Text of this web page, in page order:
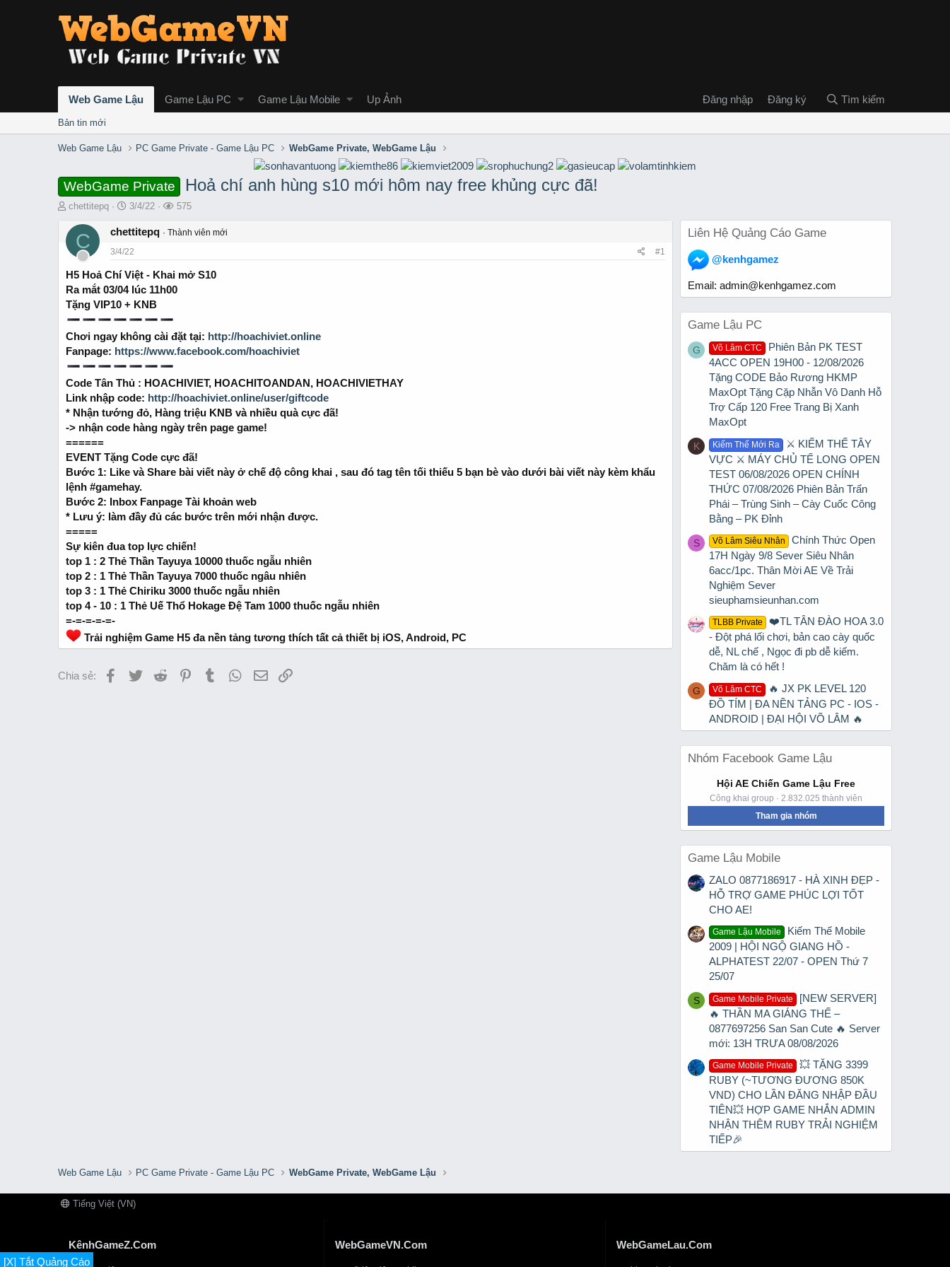
Web Game Lậu Game Lậu PC Game Lậu Mobile Up Ảnh Đăng nhập Đăng ký Tìm kiếm
Bản tin mới
Web Game Lậu PC Game Private - Game Lậu PC WebGame Private, WebGame Lậu
WebGame Private Hoả chí anh hùng s10 mới hôm nay free khủng cực đã!
T
r
a
d
s
t
a
r
t
e
r
chettitepq
S
a
t
d
a
t
e
3/4/22
L
ợ
m
575
C chettitepq
Thành viên mới
3/4/22
#1
H5 Hoả Chí Việt - Khai mở S10
Ra mắt 03/04 lúc 11h00
Tặng VIP10 + KNB
Chơi ngay không cài đặt tại: http://hoachiviet.online
Fanpage: https://www.facebook.com/hoachiviet
Code Tân Thủ : HOACHIVIET, HOACHITOANDAN, HOACHIVIETHAY
Link nhập code: http://hoachiviet.online/user/giftcode
* Nhận tướng đỏ, Hàng triệu KNB và nhiều quà cực đã!
-> nhận code hàng ngày trên page game!
======
EVENT Tặng Code cực đã!
Bước 1: Like và Share bài viết này ở chế độ công khai , sau đó tag tên tối thiếu 5 bạn bè vào dưới bài viết này kèm khẩu
lệnh #gamehay.
Bước 2: Inbox Fanpage Tài khoản web
* Lưu ý: làm đầy đủ các bước trên mới nhận được.
=====
Sự kiên đua top lực chiến!
top 1 : 2 Thẻ Thần Tayuya 10000 thuốc ngẫu nhiên
top 2 : 1 Thẻ Thần Tayuya 7000 thuốc ngâu nhiên
top 3 : 1 Thẻ Chiriku 3000 thuốc ngẫu nhiên
top 4 - 10 : 1 Thẻ Uế Thổ Hokage Đệ Tam 1000 thuốc ngẫu nhiên
=-=-=-=-=-
Trải nghiệm Game H5 đa nền tảng tương thích tất cả thiết bị iOS, Android, PC
Chia sẻ: Facebook
TwitterReddit PinterestTumblr WhatsApp
EmailLink
[X] Tắt Quảng Cáo
Liên Hệ Quảng Cáo Game
@kenhgamez
Email: admin@kenhgamez.com
Game Lậu PC
G Võ Lâm CTC
Phiên Bản PK TEST
4ACC OPEN 19H00 - 12/08/2026
Tặng CODE Bảo Rương HKMP
MaxOpt Tặng Cặp Nhẫn Vô Danh Hỗ
Trợ Cấp 120 Free Trang Bị Xanh
MaxOpt
K Kiếm Thế Mới Ra
⚔️ KIẾM THẾ TÂY
VỰC ⚔️ MÁY CHỦ TẾ LONG OPEN
TEST 06/08/2026 OPEN CHÍNH
THỨC 07/08/2026 Phiên Bản Trấn
Phái – Trùng Sinh – Cày Cuốc Công
Bằng – PK Đỉnh
S Võ Lâm Siêu Nhân
Chính Thức Open
17H Ngày 9/8 Sever Siêu Nhân
6acc/1pc. Thân Mời AE Về Trải
Nghiệm Sever
sieuphamsieunhan.com
TLBB Private
❤️TL TÂN ĐÀO HOA 3.0
- Đột phá lối chơi, bản cao cày quốc
dễ, NL chế , Ngọc đi pb dễ kiếm.
Chăm là có hết !
G Võ Lâm CTC
🔥 JX PK LEVEL 120
ĐỒ TÍM | ĐA NỀN TẢNG PC - IOS -
ANDROID | ĐẠI HỘI VÕ LÂM 🔥
Nhóm Facebook Game Lậu
Hội AE Chiến Game Lậu Free
Công khai group · 2.832.025 thành viên
Tham gia nhóm
Game Lậu Mobile
ZALO 0877186917 - HÀ XINH ĐẸP -
HỖ TRỢ GAME PHÚC LỢI TỐT
CHO AE!
Game Lậu Mobile
Kiếm Thế Mobile
2009 | HỘI NGỘ GIANG HỒ -
ALPHATEST 22/07 - OPEN Thứ 7
25/07
S Game Mobile Private
[NEW SERVER]
🔥 THẦN MA GIÁNG THẾ –
0877697256 San San Cute 🔥 Server
mới: 13H TRƯA 08/08/2026
Game Mobile Private
💥 TẶNG 3399
RUBY (~TƯƠNG ĐƯƠNG 850K
VND) CHO LẦN ĐĂNG NHẬP ĐẦU
TIÊN💥 HỢP GAME NHẮN ADMIN
NHẬN THÊM RUBY TRẢI NGHIỆM
TIẾP🎉
Web Game Lậu PC Game Private - Game Lậu PC WebGame Private, WebGame Lậu
Tiếng Việt (VN)
KênhGameZ.Com WebGameVN.Com WebGameLau.Com